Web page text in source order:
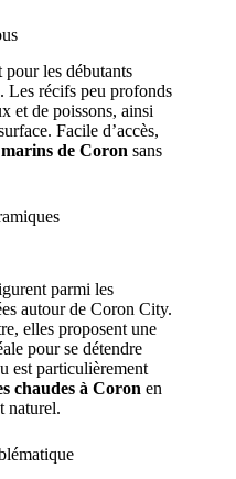
pour les débutants
Les récifs peu profonds
et de poissons, ainsi
Facile d’accès,
de Coron sans
parmi les
autour de Coron City.
elles proposent une
pour se détendre
est particulièrement
chaudes à Coron en
naturel.